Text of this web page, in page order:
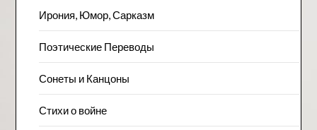
Ирония, Юмор, Сарказм
Поэтические Переводы
Сонеты и Канцоны
Стихи о войне